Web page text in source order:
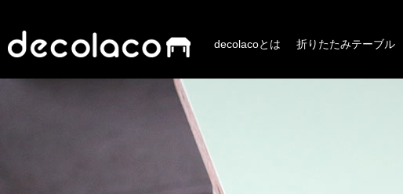
decolacoとは 折りたたみテーブル